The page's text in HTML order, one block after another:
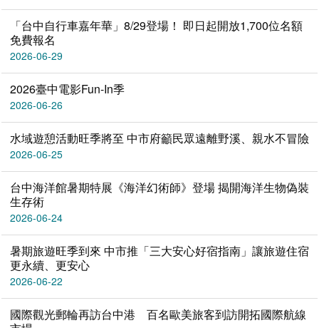
「台中自行車嘉年華」8/29登場！ 即日起開放1,700位名額
免費報名
2026-06-29
2026臺中電影Fun-In季
2026-06-26
水域遊憩活動旺季將至 中市府籲民眾遠離野溪、親水不冒險
2026-06-25
台中海洋館暑期特展《海洋幻術師》登場 揭開海洋生物偽裝
生存術
2026-06-24
暑期旅遊旺季到來 中市推「三大安心好宿指南」讓旅遊住宿
更永續、更安心
2026-06-22
國際觀光郵輪再訪台中港 百名歐美旅客到訪開拓國際航線